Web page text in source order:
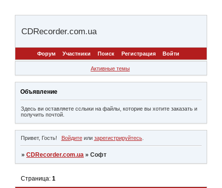
CDRecorder.com.ua
Форум Участники Поиск Регистрация Войти
Активные темы
Объявление
Здесь ви оставляете сслыки на файлы, которие вы хотите заказать и
получить почтой.
Привет, Гость! Войдитеили зарегистрируйтесь.
»CDRecorder.com.ua »Софт
Страница:1